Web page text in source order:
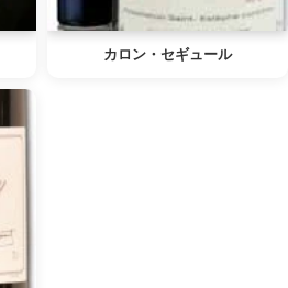
カロン・セギュール